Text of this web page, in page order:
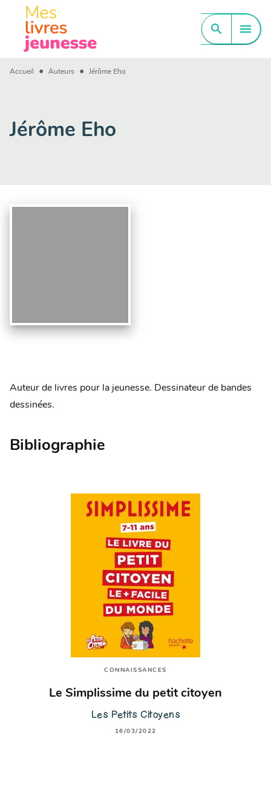
MENU CONTENU
PIED DE PAGE
search menu
Accueil • Auteurs • Jérôme Eho
Jérôme Eho
Auteur de livres pour la jeunesse. Dessinateur de bandes
dessinées.
Bibliographie
CONNAISSANCES
Le Simplissime du petit citoyen
Les Petits Citoyens
16/03/2022